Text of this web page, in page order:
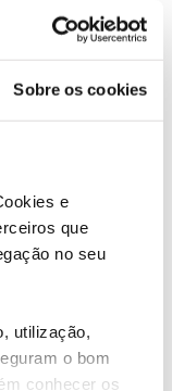
Sobre os cookies
e
que
no seu
utilização,
o bom
conhecer os
(herdado
a sua
quase 600 cv